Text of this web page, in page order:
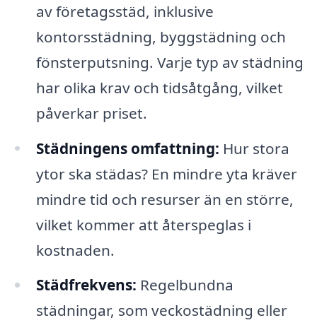
av företagsstäd, inklusive
kontorsstädning, byggstädning och
fönsterputsning. Varje typ av städning
har olika krav och tidsåtgång, vilket
påverkar priset.
Städningens omfattning: Hur stora
ytor ska städas? En mindre yta kräver
mindre tid och resurser än en större,
vilket kommer att återspeglas i
kostnaden.
Städfrekvens: Regelbundna
städningar, som veckostädning eller